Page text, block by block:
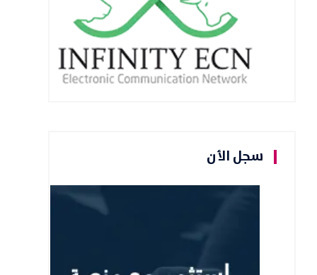
سجل الأن